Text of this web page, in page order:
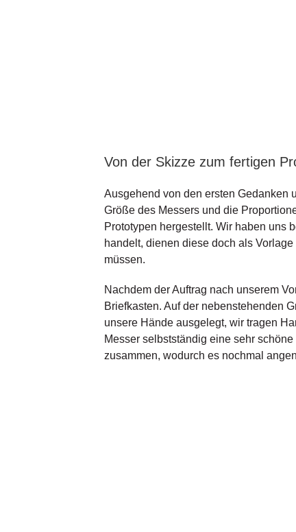
Von der Skizze zum fertigen
Ausgehend von den ersten Gedanken
Größe des Messers und die
Prototypen hergestellt. Wir haben uns
handelt, dienen diese doch als
müssen.
Nachdem der Auftrag nach unserem
Briefkasten. Auf der nebenstehenden
unsere Hände ausgelegt, wir tragen
Messer selbstständig eine sehr
zusammen, wodurch es nochmal